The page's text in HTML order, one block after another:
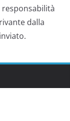
responsabilità
dalla